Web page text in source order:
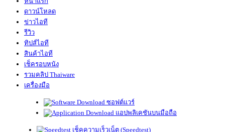
ดาวน์โหลด
ข่าวไอที
รีวิว
ทิปส์ไอที
สินค้าไอที
เช็ครอบหนัง
รวมคลิป Thaiware
เครื่องมือ
ซอฟต์แวร์
แอปพลิเคชันบนมือถือ
เช็คความเร็วเน็ต (Speedtest)